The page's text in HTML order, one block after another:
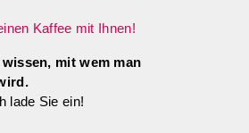
Kaffee mit Ihnen!
mit wem man
lade Sie ein!